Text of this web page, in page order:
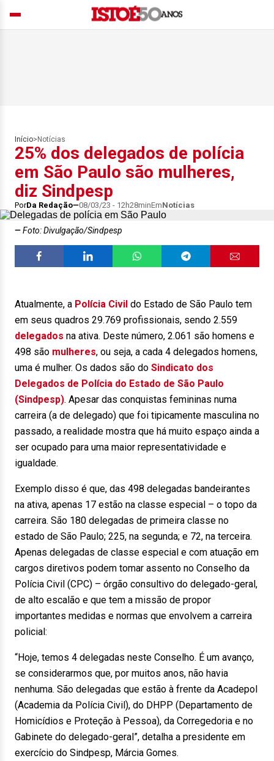
Início> Notícias
25% dos delegados de polícia
em São Paulo são mulheres,
diz Sindpesp
PorDa Redação 08/03/23 - 12h28minEmNotícias
Foto: Divulgação/Sindpesp
Atualmente, a Polícia Civil do Estado de São Paulo tem
em seus quadros 29.769 profissionais, sendo 2.559
delegados na ativa. Deste número, 2.061 são homens e
498 são mulheres, ou seja, a cada 4 delegados homens,
uma é mulher. Os dados são do Sindicato dos
Delegados de Polícia do Estado de São Paulo
(Sindpesp). Apesar das conquistas femininas numa
carreira (a de delegado) que foi tipicamente masculina no
passado, a realidade mostra que há muito espaço ainda a
ser ocupado para uma maior representatividade e
igualdade.
Exemplo disso é que, das 498 delegadas bandeirantes
na ativa, apenas 17 estão na classe especial – o topo da
carreira. São 180 delegadas de primeira classe no
estado de São Paulo; 225, na segunda; e 72, na terceira.
Apenas delegadas de classe especial e com atuação em
cargos diretivos podem tomar assento no Conselho da
Polícia Civil (CPC) – órgão consultivo do delegado-geral,
de alto escalão e que tem a missão de propor
importantes medidas e normas que envolvem a carreira
policial:
“Hoje, temos 4 delegadas neste Conselho. É um avanço,
se considerarmos que, por muitos anos, não havia
nenhuma. São delegadas que estão à frente da Acadepol
(Academia da Polícia Civil), do DHPP (Departamento de
Homicídios e Proteção à Pessoa), da Corregedoria e no
Gabinete do delegado-geral”, detalha a presidente em
exercício do Sindpesp, Márcia Gomes.